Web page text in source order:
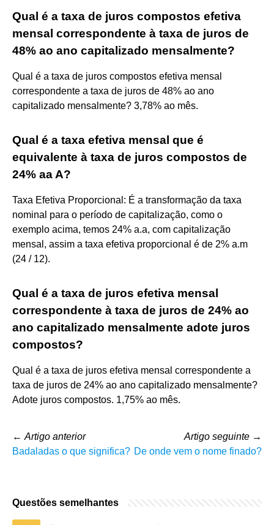
Qual é a taxa de juros compostos efetiva
mensal correspondente à taxa de juros de
48% ao ano capitalizado mensalmente?
Qual é a taxa de juros compostos efetiva mensal
correspondente a taxa de juros de 48% ao ano
capitalizado mensalmente? 3,78% ao mês.
Qual é a taxa efetiva mensal que é
equivalente à taxa de juros compostos de
24% aa A?
Taxa Efetiva Proporcional: É a transformação da taxa
nominal para o período de capitalização, como o
exemplo acima, temos 24% a.a, com capitalização
mensal, assim a taxa efetiva proporcional é de 2% a.m
(24 / 12).
Qual é a taxa de juros efetiva mensal
correspondente à taxa de juros de 24% ao
ano capitalizado mensalmente adote juros
compostos?
Qual é a taxa de juros efetiva mensal correspondente a
taxa de juros de 24% ao ano capitalizado mensalmente?
Adote juros compostos. 1,75% ao mês.
← Artigo anterior
Badaladas o que significa?
Artigo seguinte →
De onde vem o nome finado?
Questões semelhantes